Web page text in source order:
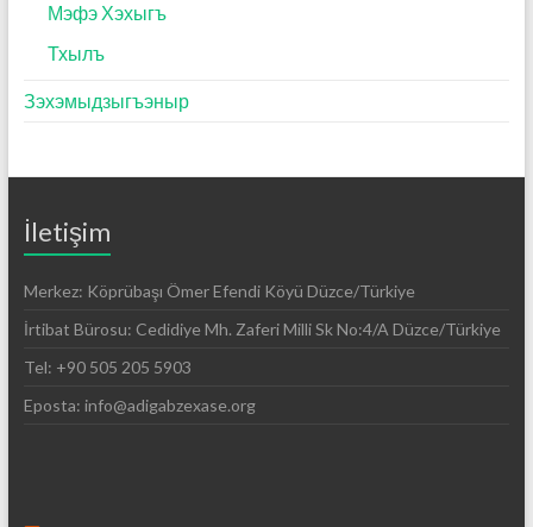
Мэфэ Хэхыгъ
Тхылъ
Зэхэмыдзыгъэныр
İletişim
Merkez: Köprübaşı Ömer Efendi Köyü Düzce/Türkiye
İrtibat Bürosu: Cedidiye Mh. Zaferi Milli Sk No:4/A Düzce/Türkiye
Tel: +90 505 205 5903
Eposta: info@adigabzexase.org